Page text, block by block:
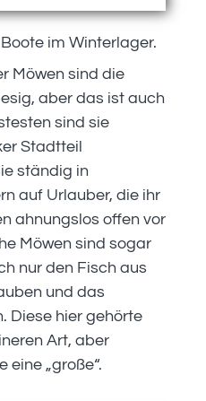
im Winterlager.
Möwen sind die
aber das ist auch
sind sie
Stadtteil
ständig in
auf Urlauber, die ihr
ahnungslos offen vor
Möwen sind sogar
nur den Fisch aus
und das
Diese hier gehörte
Art, aber
„große“.